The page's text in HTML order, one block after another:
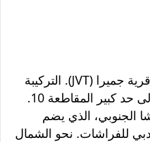
إلى الغرب يقع مجتمع مثلث قرية جميرا (JVT). التركيبة
السكانية لهذا المجتمع تشبه إلى حد كبير المقاطعة 10.
الجنوبي، الذي يضم
للفراشات. نحو الشمال